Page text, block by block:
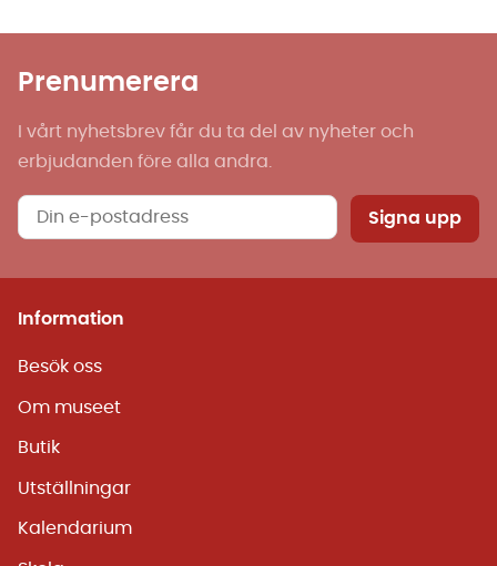
Prenumerera
I vårt nyhetsbrev får du ta del av nyheter och
erbjudanden före alla andra.
Signa upp
Information
Besök oss
Om museet
Butik
Utställningar
Kalendarium